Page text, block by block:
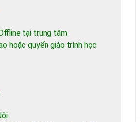
tại trung tâm
hoặc quyển giáo trình học